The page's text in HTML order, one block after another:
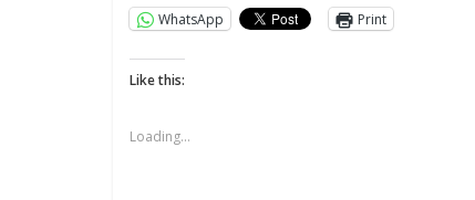
WhatsApp Print
Like this:
Loading...